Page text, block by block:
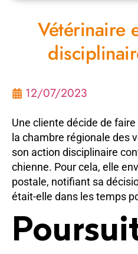
Vétérinaire
12/07/2023
Une cliente décide de
la chambre régionale des
son action disciplinaire
chienne. Pour cela, elle
postale, notifiant sa
était-elle dans les temps